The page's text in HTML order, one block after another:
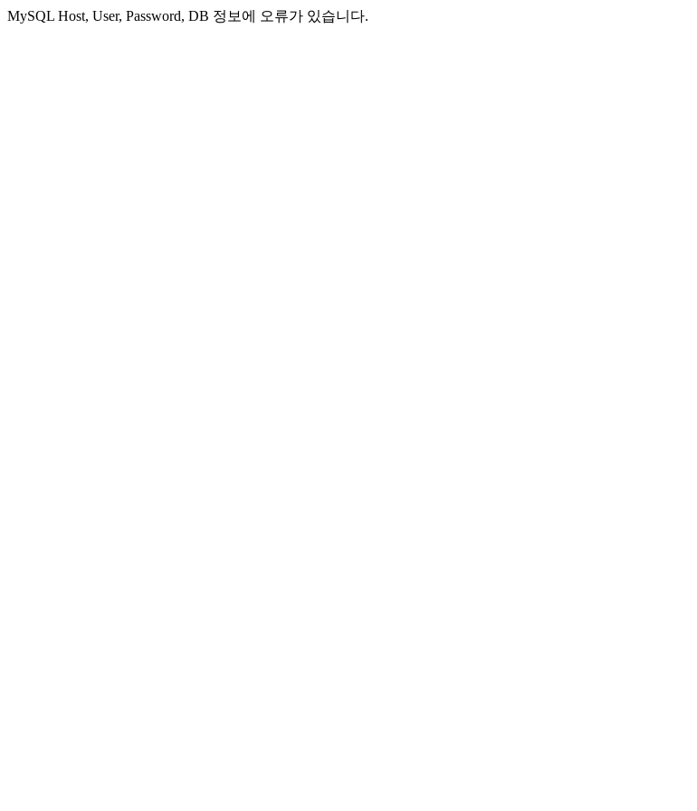
MySQL Host, User, Password, DB 정보에 오류가 있습니다.